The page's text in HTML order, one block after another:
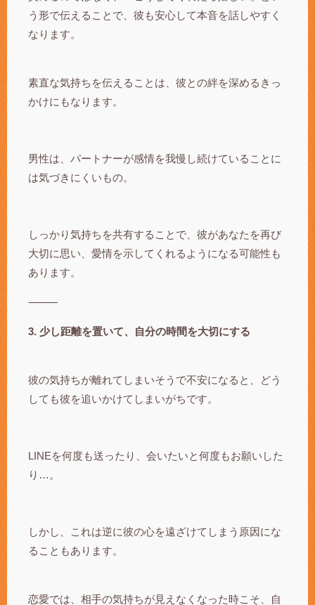
う形で伝えることで、彼も安心して本音を話しやすく
なります。
素直な気持ちを伝えることは、彼との絆を深めるきっ
かけにもなります。
男性は、パートナーが感情を我慢し続けていることに
は気づきにくいもの。
しっかり気持ちを共有することで、彼があなたを再び
大切に思い、愛情を示してくれるようになる可能性も
あります。
⸻
3. 少し距離を置いて、自分の時間を大切にする
彼の気持ちが離れてしまいそうで不安になると、どう
しても彼を追いかけてしまいがちです。
LINEを何度も送ったり、会いたいと何度もお願いした
り…。
しかし、これは逆に彼の心を遠ざけてしまう原因にな
ることもあります。
恋愛では、相手の気持ちが見えなくなった時こそ、自